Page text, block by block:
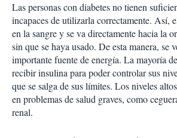
Las personas con diabetes no tienen
incapaces de utilizarla correctamente. Así,
en la sangre y se va directamente hacia la
sin que se haya usado. De esta manera, se
importante fuente de energía. La mayoría
recibir insulina para poder controlar sus
que se salga de sus límites. Los niveles
en problemas de salud graves, como
renal.